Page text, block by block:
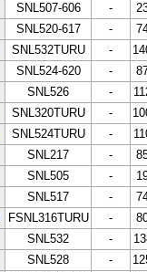
SNL507-606 -
SNL520-617 -
SNL532TURU -
SNL524-620 -
SNL526 -
SNL320TURU -
SNL524TURU -
SNL217 -
SNL505 -
SNL517 -
FSNL316TURU -
SNL532 -
SNL528 -